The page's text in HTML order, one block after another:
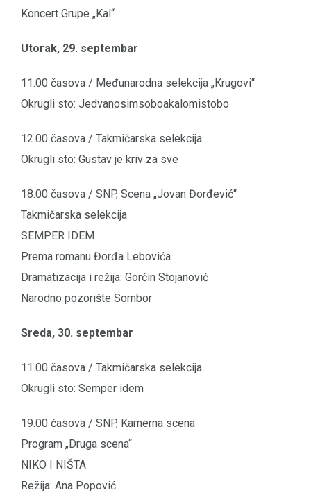
Koncert Grupe „Kal“
Utorak, 29. septembar
11.00 časova / Međunarodna selekcija „Krugovi“
Okrugli sto: Jedvanosimsoboakalomistobo
12.00 časova / Takmičarska selekcija
Okrugli sto: Gustav je kriv za sve
18.00 časova / SNP, Scena „Jovan Đorđević“
Takmičarska selekcija
SEMPER IDEM
Prema romanu Đorđa Lebovića
Dramatizacija i režija: Gorčin Stojanović
Narodno pozorište Sombor
Sreda, 30. septembar
11.00 časova / Takmičarska selekcija
Okrugli sto: Semper idem
19.00 časova / SNP, Kamerna scena
Program „Druga scena“
NIKO I NIŠTA
Režija: Ana Popović